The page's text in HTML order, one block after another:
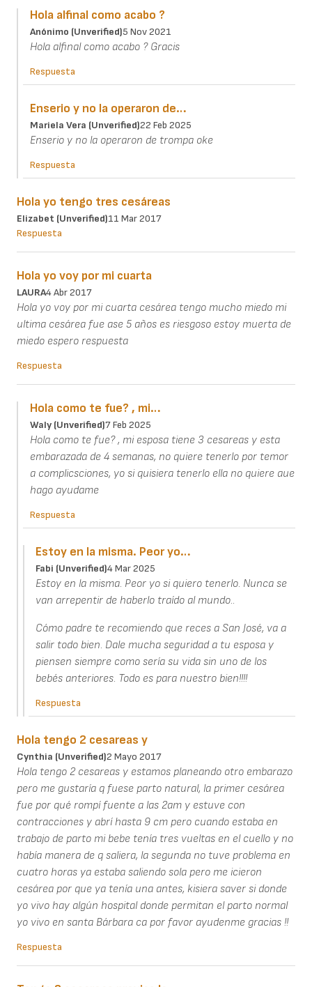
Hola alfinal como acabo ?
Anónimo (unverified)5 Nov 2021
Hola alfinal como acabo ? Gracis
Respuesta
Enserio y no la operaron de…
Mariela Vera (unverified)22 Feb 2025
Enserio y no la operaron de trompa oke
Respuesta
Hola yo tengo tres cesáreas
Elizabet (unverified)11 Mar 2017
Respuesta
Hola yo voy por mi cuarta
LAURA4 Abr 2017
Hola yo voy por mi cuarta cesárea tengo mucho miedo mi
ultima cesárea fue ase 5 años es riesgoso estoy muerta de
miedo espero respuesta
Respuesta
Hola como te fue? , mi…
Waly (unverified)7 Feb 2025
Hola como te fue? , mi esposa tiene 3 cesareas y esta
embarazada de 4 semanas, no quiere tenerlo por temor
a complicsciones, yo si quisiera tenerlo ella no quiere aue
hago ayudame
Respuesta
Estoy en la misma. Peor yo…
Fabi (unverified)4 Mar 2025
Estoy en la misma. Peor yo si quiero tenerlo. Nunca se
van arrepentir de haberlo traído al mundo..
Cómo padre te recomiendo que reces a San José, va a
salir todo bien. Dale mucha seguridad a tu esposa y
piensen siempre como sería su vida sin uno de los
bebés anteriores. Todo es para nuestro bien!!!!
Respuesta
Hola tengo 2 cesareas y
Cynthia (unverified)2 Mayo 2017
Hola tengo 2 cesareas y estamos planeando otro embarazo
pero me gustaría q fuese parto natural, la primer cesárea
fue por qué rompí fuente a las 2am y estuve con
contracciones y abrí hasta 9 cm pero cuando estaba en
trabajo de parto mi bebe tenía tres vueltas en el cuello y no
había manera de q saliera, la segunda no tuve problema en
cuatro horas ya estaba saliendo sola pero me icieron
cesárea por que ya tenía una antes, kisiera saver si donde
yo vivo hay algún hospital donde permitan el parto normal
yo vivo en santa Bárbara ca por favor ayudenme gracias !!
Respuesta